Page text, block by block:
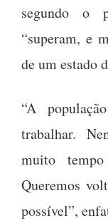
segundo o
“superam, e
de um estado
“A
trabalhar.
muito
Queremos
possível”,